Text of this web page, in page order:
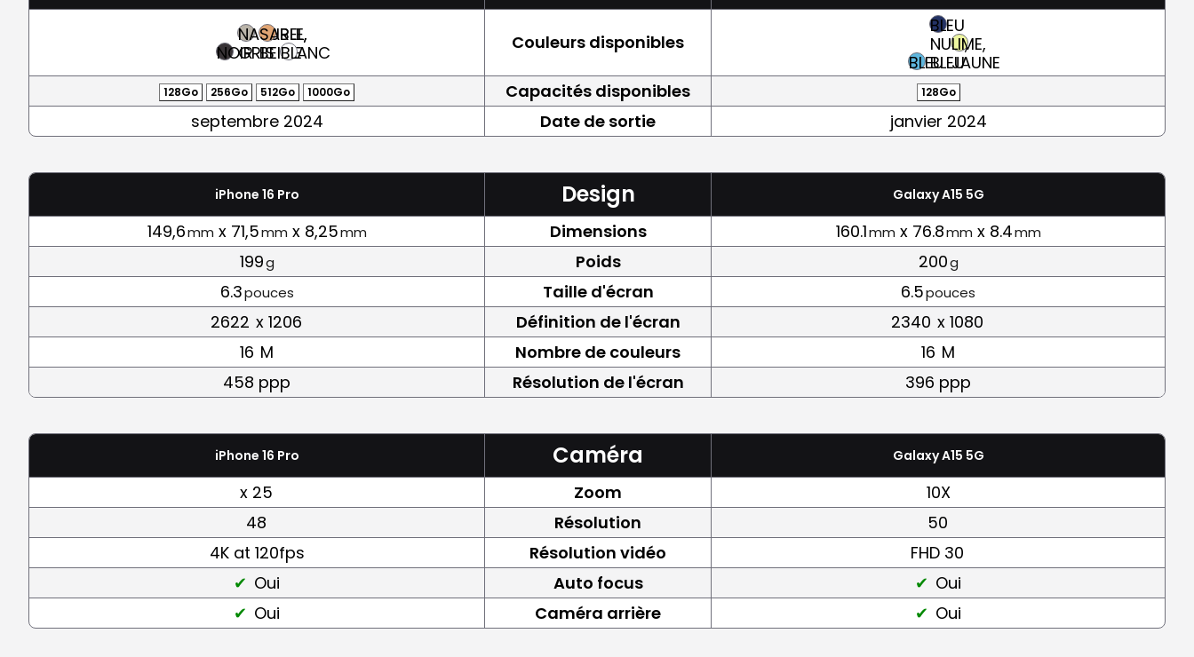
NOIR
NATUREL,
GRIS
SABLE,
BEIGEBLANC
Couleurs disponibles
BLEU
BLEU
NUIT,
BLEU
LIME,
JAUNE
128Go 256Go 512Go 1000Go Capacités disponibles 128Go
septembre 2024 Date de sortie janvier 2024
iPhone 16 Pro Design Galaxy A15 5G
149,6mm x 71,5mm x 8,25mm Dimensions 160.1mm x 76.8mm x 8.4mm
199g Poids 200g
6.3pouces Taille d'écran 6.5pouces
2622 x 1206 Définition de l'écran 2340 x 1080
16 M Nombre de couleurs 16 M
458 ppp
Résolution de l'écran 396 ppp
iPhone 16 Pro Caméra Galaxy A15 5G
x 25 Zoom
10X
48
Résolution
50
4K at 120fps
Résolution vidéo
FHD 30
Oui
Auto focus
Oui
Oui
Caméra arrière Oui